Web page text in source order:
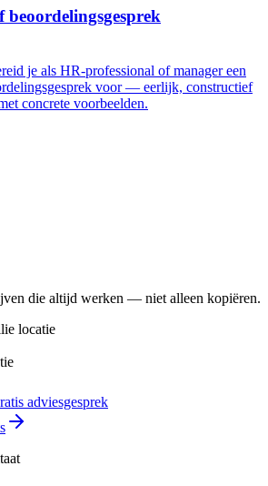
je als HR-professional of manager een
voor — eerlijk, constructief
concrete voorbeelden.
die altijd werken — niet alleen kopiëren.
locatie
adviesgesprek